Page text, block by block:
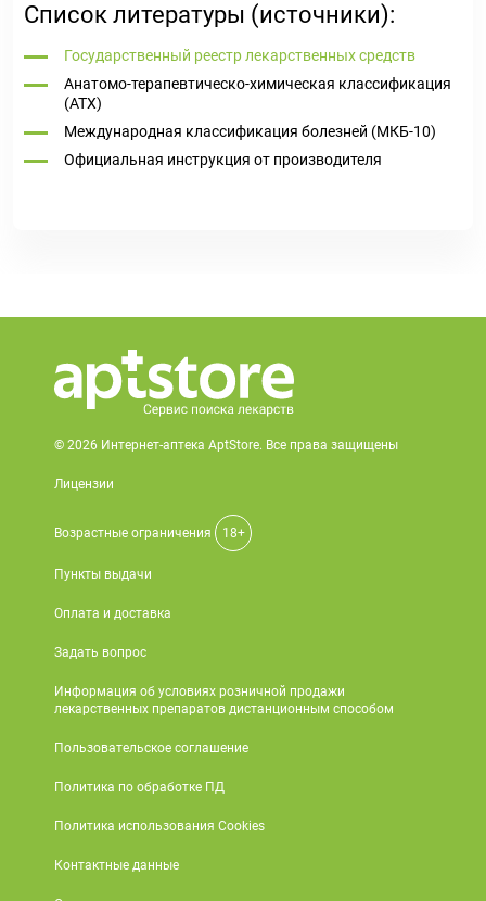
Список литературы (источники):
Государственный реестр лекарственных средств
Анатомо-терапевтическо-химическая классификация
(ATX)
Международная классификация болезней (МКБ-10)
Официальная инструкция от производителя
© 2026 Интернет-аптека AptStore. Все права защищены
Лицензии
Возрастные ограничения 18+
Пункты выдачи
Оплата и доставка
Задать вопрос
Информация об условиях розничной продажи
лекарственных препаратов дистанционным способом
Пользовательское соглашение
Политика по обработке ПД
Политика использования Cookies
Контактные данные